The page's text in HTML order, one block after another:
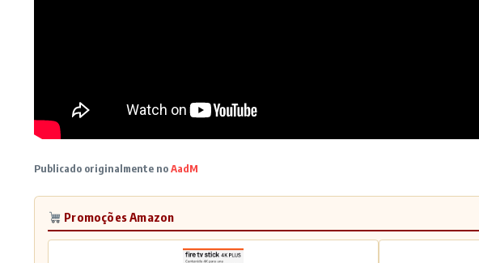
Publicado originalmente noAadM
Promoções Amazon